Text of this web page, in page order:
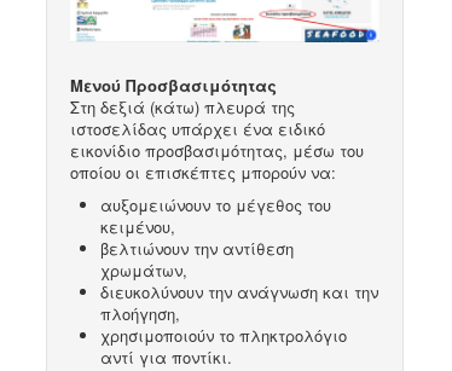
Μενού Προσβασιμότητας
Στη δεξιά (κάτω) πλευρά της
ιστοσελίδας υπάρχει ένα ειδικό
εικονίδιο προσβασιμότητας, μέσω του
οποίου οι επισκέπτες μπορούν να:
αυξομειώνουν το μέγεθος του
κειμένου,
βελτιώνουν την αντίθεση
χρωμάτων,
διευκολύνουν την ανάγνωση και την
πλοήγηση,
χρησιμοποιούν το πληκτρολόγιο
αντί για ποντίκι.